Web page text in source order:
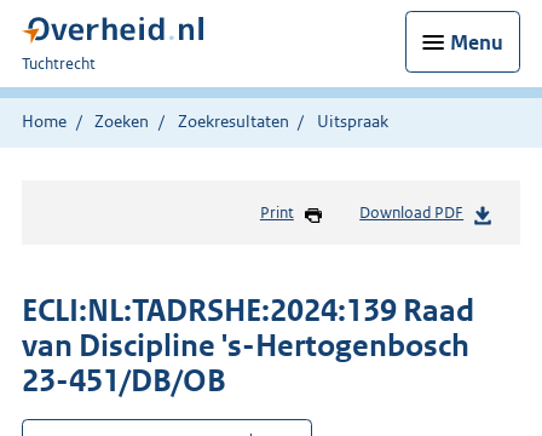
Menu
U
bent
hier:
Tuchtrecht
Home Zoeken Zoekresultaten Uitspraak
Print Download PDF
ECLI:NL:TADRSHE:2024:139 Raad
van Discipline 's-Hertogenbosch
23-451/DB/OB